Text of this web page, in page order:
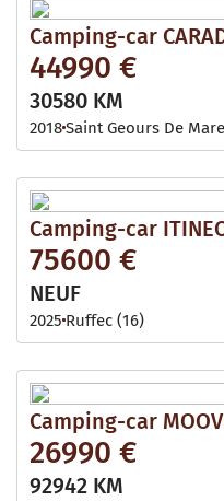
Camping-car
44990 €
30580 KM
2018Saint Geours De
Camping-car
75600 €
NEUF
2025 Ruffec (16)
Camping-car
26990 €
92942 KM